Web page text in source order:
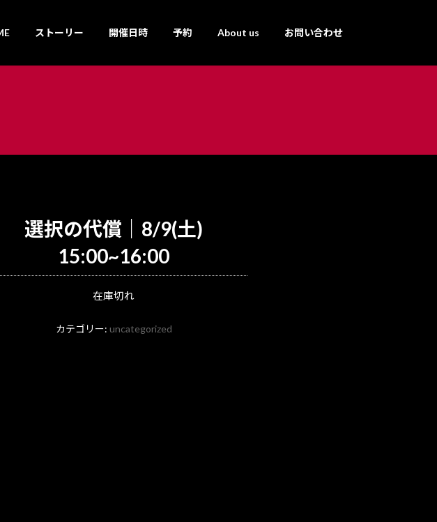
ストーリー 開催日時 予約 About us お問い合わせ
選択の代償｜8/9(土)
15:00~16:00
在庫切れ
カテゴリー: uncategorized